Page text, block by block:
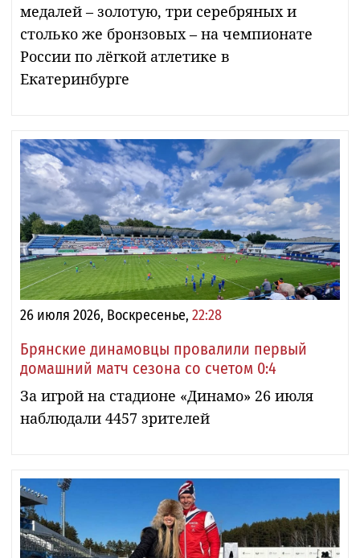
медалей – золотую, три серебряных и
столько же бронзовых – на чемпионате
России по лёгкой атлетике в
Екатеринбурге
26 июля 2026, Воскресенье, 22:28
Брянские динамовцы провалили первый
домашний матч сезона со счетом 0:4
За игрой на стадионе «Динамо» 26 июля
наблюдали 4457 зрителей